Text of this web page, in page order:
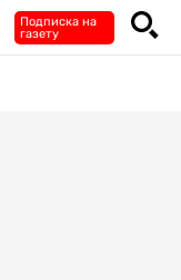
Подписка на
газету